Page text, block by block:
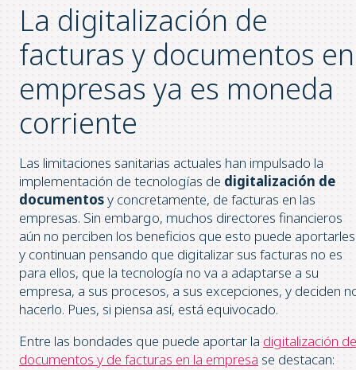
La digitalización de
facturas y documentos en
empresas ya es moneda
corriente
Las limitaciones sanitarias actuales han impulsado la
implementación de tecnologías de digitalización de
documentosy concretamente, de facturas en las
empresas. Sin embargo, muchos directores financieros
aún no perciben los beneficios que esto puede aportarles
y continuan pensando que digitalizar sus facturas no es
para ellos, que la tecnología no va a adaptarse a su
empresa, a sus procesos, a sus excepciones, y deciden
hacerlo. Pues, si piensa así, está equivocado.
Entre las bondades que puede aportar la digitalización de
documentos y de facturas en la empresa se destacan: